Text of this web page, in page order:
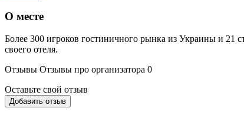
О месте
Более 300 игроков гостиничного рынка из Украины и 21
своего отеля.
Отзывы Отзывы про организатора 0
Оставьте свой отзыв
Добавить отзыв